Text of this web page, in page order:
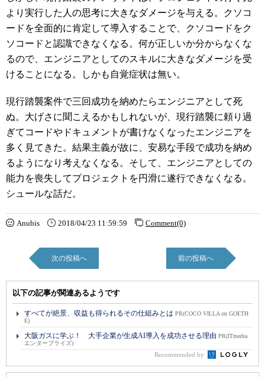
より実行した人の思考に大きなダメージを与える。クソコ
ードを全面的に肯定して導入することで、クソコードをク
ソコードと認識できなくなる。何が正しいか分からなくな
るので、エンジニアとしてのスキルに大きなダメージを受
けることになる。しかも自覚症状は無い。
現行踏襲案件で三回成功を納めたらエンジニアとして死
ぬ。大げさに聞こえるかもしれないが、現行踏襲に頼り過
ぎてコードやドキュメントが書けなくなったエンジニアを
多く見てきた。結果主義が故に、安易な手段で成功を納め
るようになり考えなくなる。そして、エンジニアとしての
能力を喪失してプロジェクトを円滑に遂行できなくなる。
シュールな話だ。
Anubis 2018/04/23 11:59:59 Comment(0)
次の投稿へ 前の投稿へ
以下の記事が関連あるようです
すべてが絶景、収益も得られるその仕組みとは PR(COCO VILLA on GOETH
E)
大阪ガスに学ぶ！ 大手企業が生成AI導入を成功させる理由 PR(ITmedia
エンタープライズ)
Recommended by